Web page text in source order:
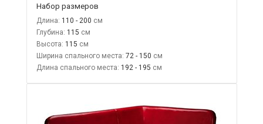
Набор размеров
Длина: 110 - 200
Глубина: 115
Высота: 115
Ширина спального места: 72 - 150
Длина спального места: 192 - 195